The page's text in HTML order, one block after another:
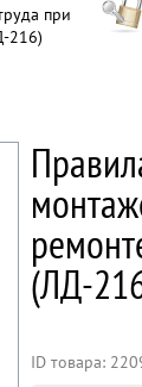
при
216)
(ЛД-
ID товара: